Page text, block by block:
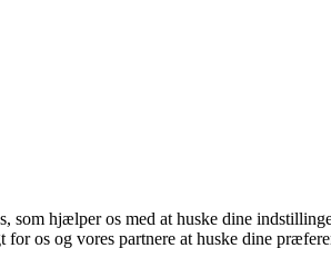
som hjælper os med at huske dine
os og vores partnere at huske dine